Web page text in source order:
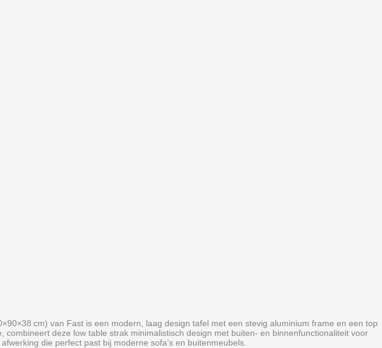
cm) van Fast is een modern, laag design tafel met een stevig aluminium frame en een top
deze low table strak minimalistisch design met buiten‑ en binnenfunctionaliteit voor
die perfect past bij moderne sofa’s en buitenmeubels.